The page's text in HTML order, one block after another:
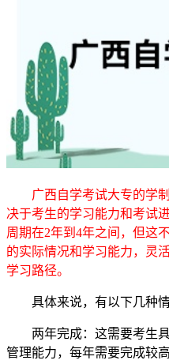
广西自学考试大专的学制
决于考生的学习能力和考试
周期在2年到4年之间，但这
的实际情况和学习能力，灵
学习路径。
具体来说，有以下几种情
两年完成：这需要考生具
管理能力，每年需要完成较